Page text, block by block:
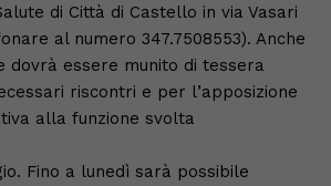
di Città di Castello in via Vasari
al numero 347.7508553). Anche
dovrà essere munito di tessera
riscontri e per l’apposizione
alla funzione svolta
Fino a lunedì sarà possibile